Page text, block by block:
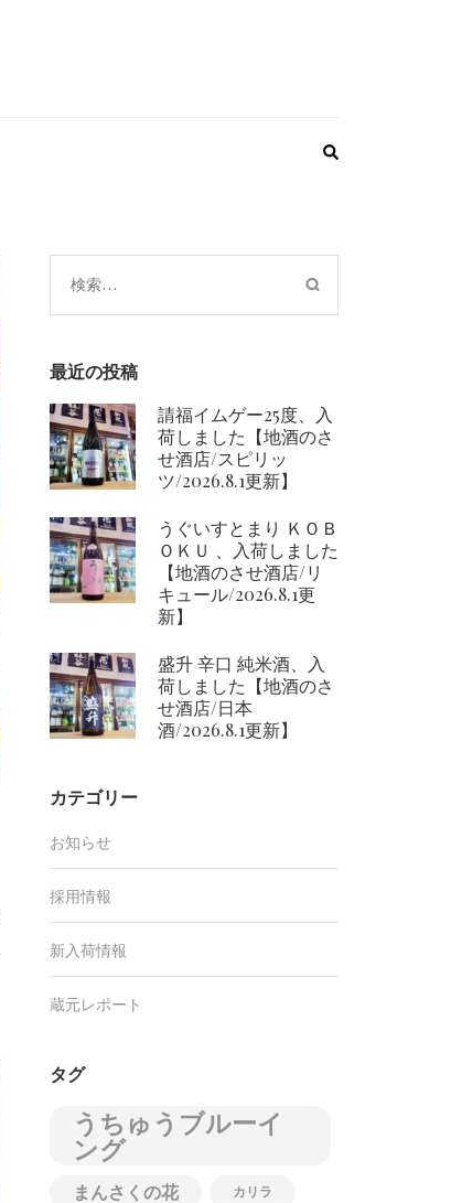
検
索:
最近の投稿
請福イムゲー25度、入
荷しました【地酒のさ
せ酒店/スピリッ
ツ/2026.8.1更新】
うぐいすとまり ＫＯＢ
ＯＫＵ 、入荷しました
【地酒のさせ酒店/リ
キュール/2026.8.1更
新】
盛升 辛口 純米酒、入
荷しました【地酒のさ
せ酒店/日本
酒/2026.8.1更新】
カテゴリー
お知らせ
採用情報
新入荷情報
蔵元レポート
タグ
うちゅうブルーイ
ング
まんさくの花 カリラ